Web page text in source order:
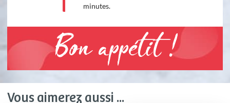
minutes.
Bon appétit !
Vous aimerez aussi ...